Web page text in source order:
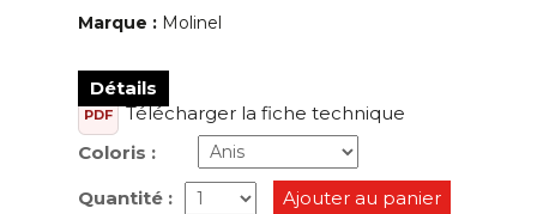
Marque : Molinel
Détails
PDF
Télécharger la fiche technique
Coloris :
Quantité : Ajouter au panier